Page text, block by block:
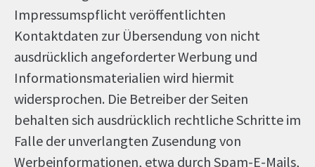
Impressumspflicht veröffentlichten
Kontaktdaten zur Übersendung von nicht
ausdrücklich angeforderter Werbung und
Informationsmaterialien wird hiermit
widersprochen. Die Betreiber der Seiten
behalten sich ausdrücklich rechtliche Schritte im
Falle der unverlangten Zusendung von
Werbeinformationen, etwa durch Spam-E-Mails,